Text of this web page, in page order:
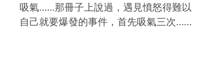
吸氣……那冊子上說過，遇見憤怒得難以
自己就要爆發的事件，首先吸氣三次……